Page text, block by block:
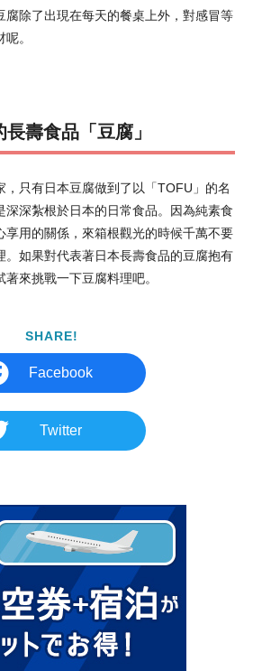
腐除了出現在每天的餐桌上外，對感冒等
。
壽食品「豆腐」
，只有日本豆腐做到了以「TOFU」的名
深深紮根於日本的日常食品。因為純素食
享用的關係，來箱根觀光的時候千萬不要
。如果對代表著日本長壽食品的豆腐抱有
來挑戰一下豆腐料理吧。
SHARE!
Facebook
Twitter